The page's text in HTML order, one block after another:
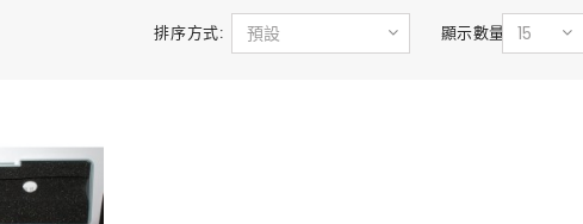
顯示數量
排序方式: